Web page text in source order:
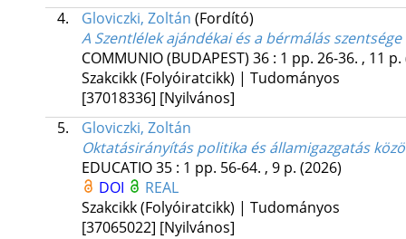
4.
Gloviczki, Zoltán (Fordító)
A Szentlélek ajándékai és a bérmálás szentsége
COMMUNIO (BUDAPEST) 36: 1 pp. 26-36. , 11 p.
Szakcikk (Folyóiratcikk) | Tudományos
[37018336] [Nyilvános]
5.
Gloviczki, Zoltán
Oktatásirányítás politika és államigazgatás
EDUCATIO35: 1 pp. 56-64. , 9 p. (2026)
DOI
REAL
Szakcikk (Folyóiratcikk) | Tudományos
[37065022] [Nyilvános]